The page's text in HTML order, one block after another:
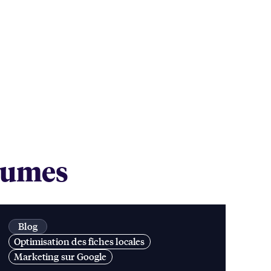
Blog
Optimisation des fiches locales
Marketing sur Google